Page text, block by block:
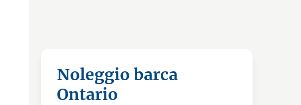
Noleggio barca
Ontario